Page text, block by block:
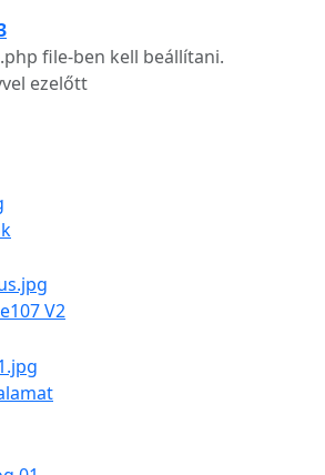
file-ben kell beállítani.
ezelőtt
V2